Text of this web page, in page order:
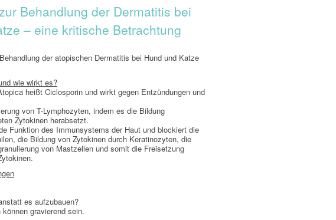
Behandlung der Dermatitis bei
– eine kritische Betrachtung
der atopischen Dermatitis bei Hund und Katze
wie wirkt es?
heißt Ciclosporin und wirkt gegen Entzündungen und
von T-Lymphozyten, indem es die Bildung
Zytokinen herabsetzt.
Funktion des Immunsystems der Haut und blockiert die
die Bildung von Zytokinen durch Keratinozyten, die
von Mastzellen und somit die Freisetzung
es aufzubauen?
gravierend sein.